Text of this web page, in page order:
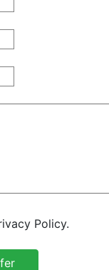
Policy.